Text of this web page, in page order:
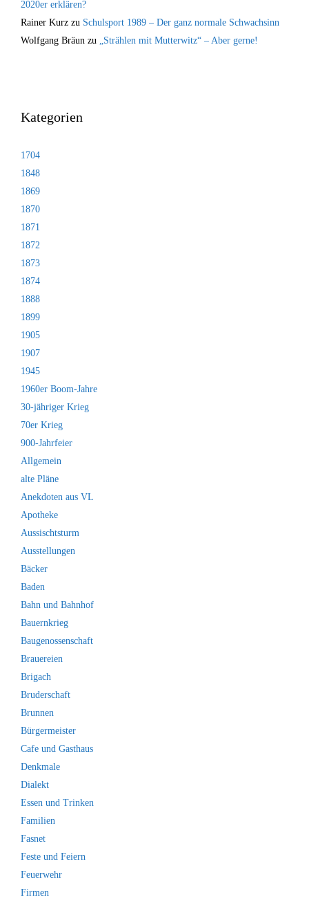
2020er erklären?
Rainer Kurz zu Schulsport 1989 – Der ganz normale Schwachsinn
Wolfgang Bräun zu „Strählen mit Mutterwitz“ – Aber gerne!
Kategorien
1704
1848
1869
1870
1871
1872
1873
1874
1888
1899
1905
1907
1945
1960er Boom-Jahre
30-jähriger Krieg
70er Krieg
900-Jahrfeier
Allgemein
alte Pläne
Anekdoten aus VL
Apotheke
Aussischtsturm
Ausstellungen
Bäcker
Baden
Bahn und Bahnhof
Bauernkrieg
Baugenossenschaft
Brauereien
Brigach
Bruderschaft
Brunnen
Bürgermeister
Cafe und Gasthaus
Denkmale
Dialekt
Essen und Trinken
Familien
Fasnet
Feste und Feiern
Feuerwehr
Firmen